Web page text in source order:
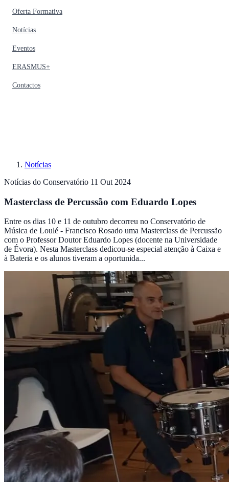
Oferta Formativa
Notícias
Eventos
ERASMUS+
Contactos
Notícias
Notícias do Conservatório 11 Out 2024
Masterclass de Percussão com Eduardo Lopes
Entre os dias 10 e 11 de outubro decorreu no Conservatório de
Música de Loulé - Francisco Rosado uma Masterclass de Percussão
com o Professor Doutor Eduardo Lopes (docente na Universidade
de Évora). Nesta Masterclass dedicou-se especial atenção à Caixa e
à Bateria e os alunos tiveram a oportunida...